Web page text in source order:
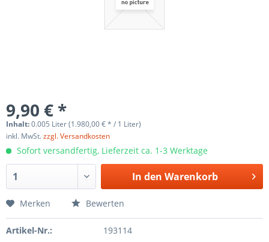
9,90 € *
Inhalt:0.005 Liter (1.980,00 € * / 1 Liter)
inkl. MwSt.zzgl. Versandkosten
Sofort versandfertig, Lieferzeit ca. 1-3 Werktage
In den Warenkorb
Merken Bewerten
Artikel-Nr.: 193114